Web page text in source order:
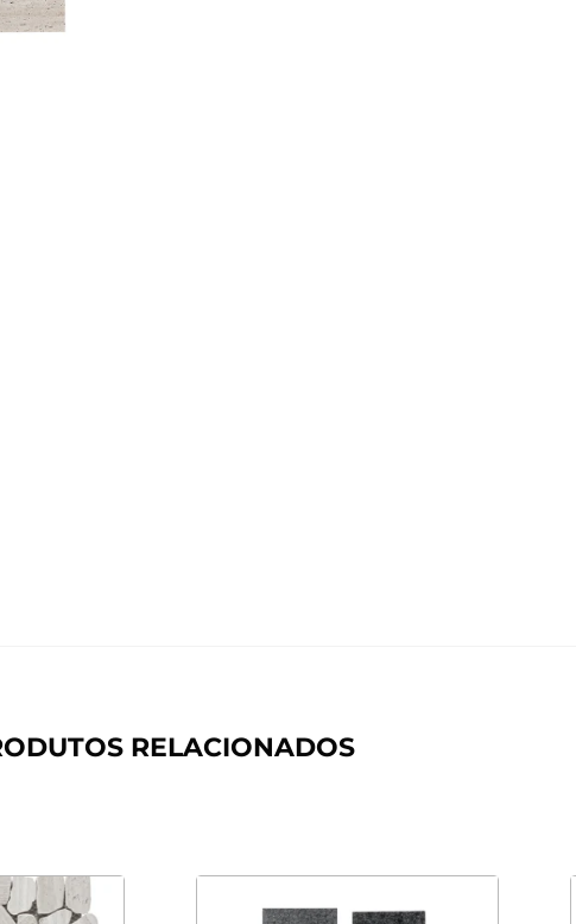
RELACIONADOS